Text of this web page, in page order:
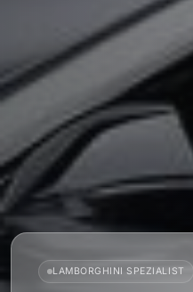
LAMBORGHINI SPEZIALIST